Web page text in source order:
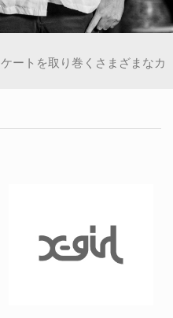
ートを取り巻くさまざまなカ